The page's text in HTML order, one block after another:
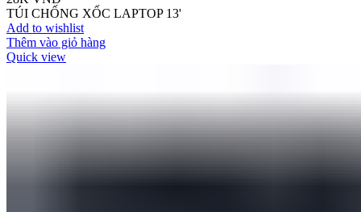
TÚI CHỐNG XỐC LAPTOP 13'
Add to wishlist
Thêm vào giỏ hàng
Quick view